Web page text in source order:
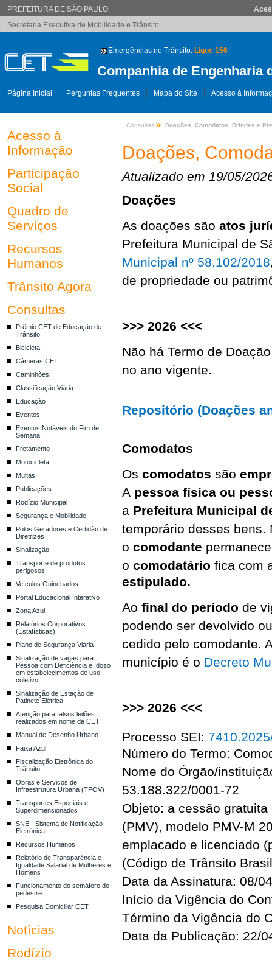
PREFEITURA DE SÃO PAULO
Secretaria Executiva de Mobilidade e Trânsito
Emergências no Trânsito: Ligue 156
Companhia de Engenharia
Página Inicial Perguntas Frequentes Mapa do Site Acesso à
Acesso à
Informação
Participação
Social
Quadro de
Serviços
Recursos
Humanos
Trânsito Agora
Consultas
Prêmio CET de Educação de
Trânsito
Bicicleta
Câmeras CET
Caminhões
Classificação Viária
Educação
Eventos
Eventos Notáveis do Fim de
Semana
Fretamento
Motocicleta
Multas
Publicações
Rodízio Municipal
Segurança e Mobilidade
Polos Geradores e Certidão de
Diretrizes
Sinalização
Transporte de produtos
perigosos
Veículos Guinchados
Portal Educacional Interativo
Zona Azul
Relatórios Corporativos
(Estatísticas)
Plano de Segurança Viária
Sinalização de vagas para
Pessoa com Deficiência e Idoso
em estabelecimentos de uso
coletivo
Sinalização de Estação de
Patinete Elétrica
Atenção para falsos leilões
realizados em nome da CET
Manual de Desenho Urbano
Faixa Azul
Fiscalização Eletrônica do
Trânsito
Obras e Serviços de
Infraestrutura Urbana (TPOV)
Transportes Especiais e
Superdimensionados
SNE - Sistema de Notificação
Eletrônica
Recursos Humanos
Relatório de Transparência e
Igualdade Salarial de Mulheres e
Homens
Funcionamento do semáforo do
pedestre
Pesquisa Domiciliar CET
Notícias
Rodízio
Consultas Doações, Comodatos, Brindes e
Doações,
Atualizado em 19/05/
Doações
As doações são atos
Prefeitura Municipal de
Municipal nº 58.102/2018
de propriedade ou
>>> 2026 <<<
Não há Termo de
no ano vigente.
Repositório (Doações
Comodatos
Os comodatos são
A pessoa física ou
a Prefeitura Municipal
temporário desses bens.
o comodante
o comodatário fica com
estipulado.
Ao final do período de
podendo ser devolvido
cedido pelo comodante.
município é o Decreto
>>> 2026 <<<
Processo SEI:
Número do Termo:
Nome do Órgão/
53.188.322/0001-72
Objeto: a cessão
(PMV), modelo PMV-M
emplacado e licenciado
(Código de Trânsito
Data da Assinatura: 08/
Início da Vigência do
Término da Vigência do
Data da Publicação: 22/